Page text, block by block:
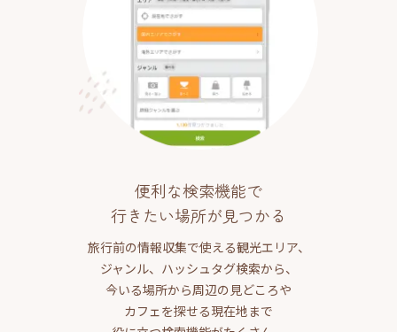
便利な検索機能で
行きたい場所が見つかる
旅行前の情報収集で使える観光エリア、
ジャンル、ハッシュタグ検索から、
今いる場所から周辺の見どころや
カフェを探せる現在地まで